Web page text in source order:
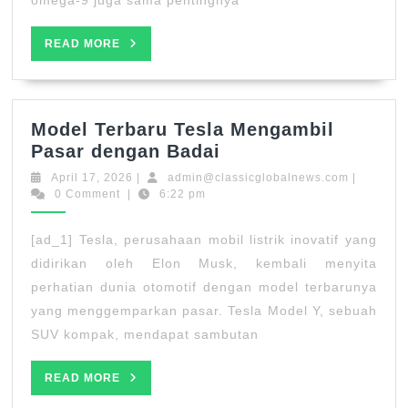
READ MORE
MORE
Model Terbaru Tesla Mengambil
Pasar dengan Badai
Terbaru
Pasar
dengan
Badai
April 17, 2026 April
17,
| admin@classicglobalnews.com |
0 Comment
| 6:22 pm
[ad_1] Tesla, perusahaan mobil listrik inovatif yang
didirikan oleh Elon Musk, kembali menyita
perhatian dunia otomotif dengan model terbarunya
yang menggemparkan pasar. Tesla Model Y, sebuah
SUV kompak, mendapat sambutan
READ MORE
MORE